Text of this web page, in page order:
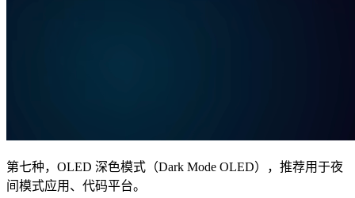
第七种，OLED 深色模式（Dark Mode OLED），推荐用于夜
间模式应用、代码平台。